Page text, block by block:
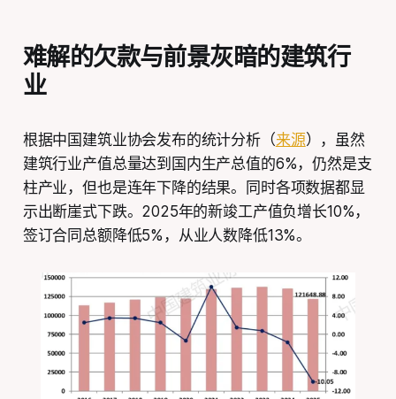
难解的欠款与前景灰暗的建筑行
业
根据中国建筑业协会发布的统计分析（来源），虽然
建筑行业产值总量达到国内生产总值的6%，仍然是支
柱产业，但也是连年下降的结果。同时各项数据都显
示出断崖式下跌。2025年的新竣工产值负增长10%，
签订合同总额降低5%，从业人数降低13%。